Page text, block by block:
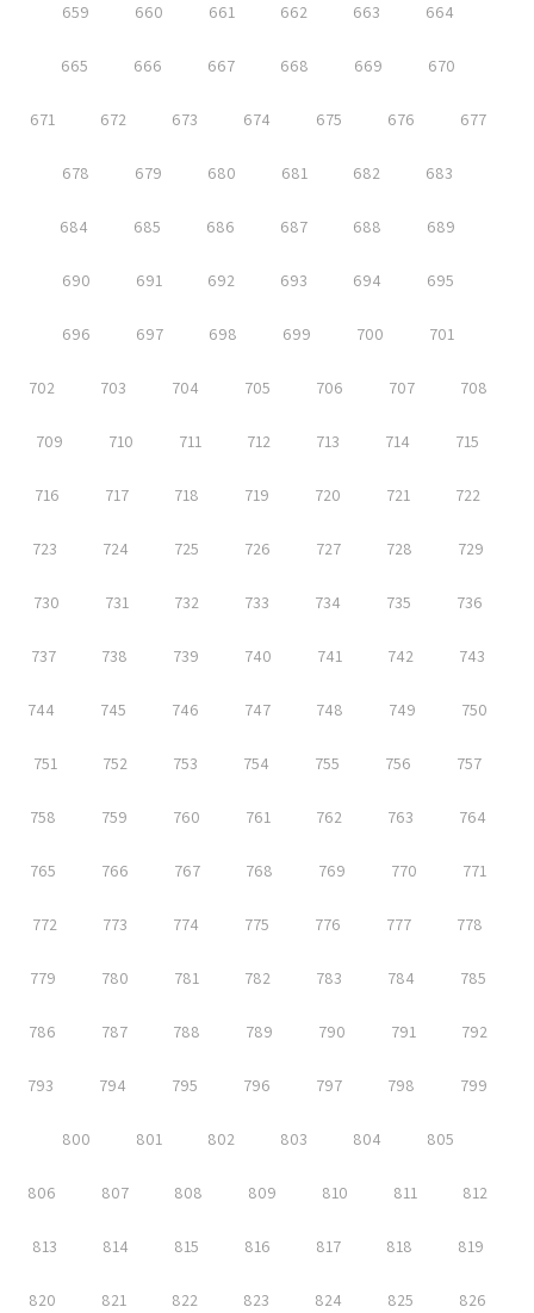
659 660 661 662 663 664
665 666 667 668 669 670
671 672 673 674 675 676 677
678 679 680 681 682 683
684 685 686 687 688 689
690 691 692 693 694 695
696 697 698 699 700 701
702 703 704 705 706 707 708
709 710 711 712 713 714 715
716 717 718 719 720 721 722
723 724 725 726 727 728 729
730 731 732 733 734 735 736
737 738 739 740 741 742 743
744 745 746 747 748 749 750
751 752 753 754 755 756 757
758 759 760 761 762 763 764
765 766 767 768 769 770 771
772 773 774 775 776 777 778
779 780 781 782 783 784 785
786 787 788 789 790 791 792
793 794 795 796 797 798 799
800 801 802 803 804 805
806 807 808 809 810 811 812
813 814 815 816 817 818 819
820 821 822 823 824 825 826